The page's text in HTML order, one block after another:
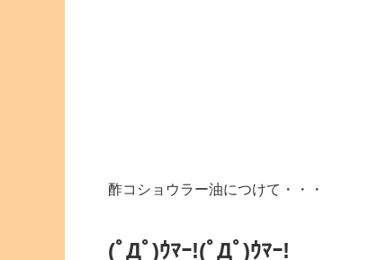
酢コショウラー油につけて・・・
(ﾟДﾟ)ｳﾏｰ!(ﾟДﾟ)ｳﾏｰ!